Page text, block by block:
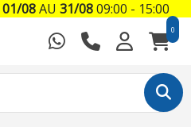
0
01/08AU 31/0809:00 - 15:00